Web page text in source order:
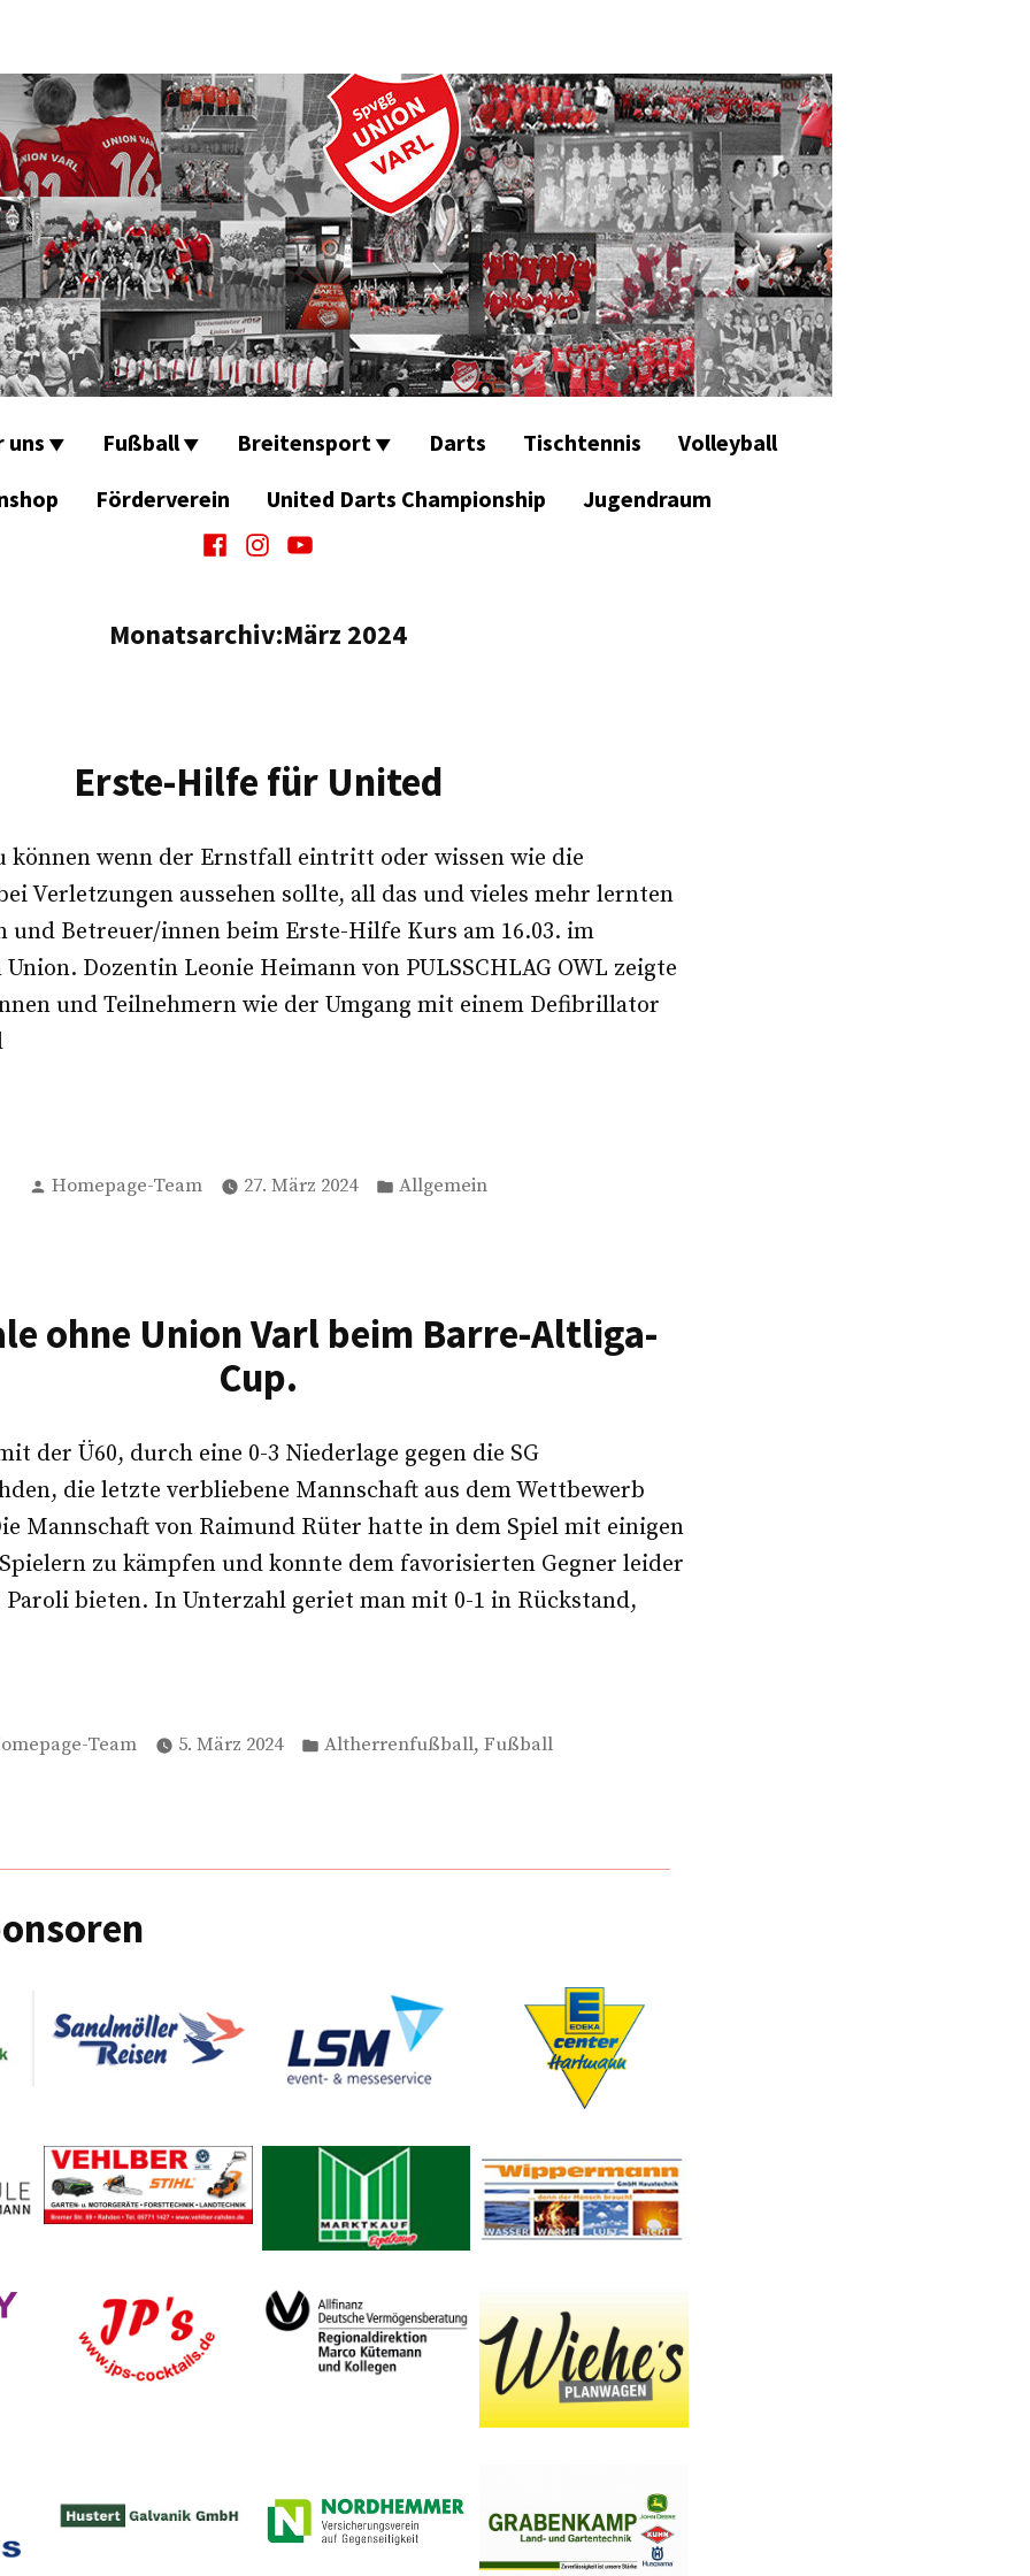
uns Fußball Breitensport Darts Tischtennis
Volleyball
Förderverein United Darts Championship
Jugendraum
Facebook
Instagram
Youtube
Monatsarchiv:März 2024
Erste-Hilfe für United
können wenn der Ernstfall eintritt oder wissen wie die
Verletzungen aussehen sollte, all das und vieles mehr lernten
und Betreuer/innen beim Erste-Hilfe Kurs am 16.03. im
Dozentin Leonie Heimann von PULSSCHLAG OWL zeigte
und Teilnehmern wie der Umgang mit einem Defibrillator
Verfasst
Homepage-Team 27. März 2024
Veröffentlicht
Allgemein
ohne Union Varl beim Barre-Altliga-
Cup.
der Ü60, durch eine 0-3 Niederlage gegen die SG
die letzte verbliebene Mannschaft aus dem Wettbewerb
Mannschaft von Raimund Rüter hatte in dem Spiel mit einigen
zu kämpfen und konnte dem favorisierten Gegner leider
bieten. In Unterzahl geriet man mit 0-1 in Rückstand,
Team 5. März 2024
Veröffentlicht
Altherrenfußball, Fußball